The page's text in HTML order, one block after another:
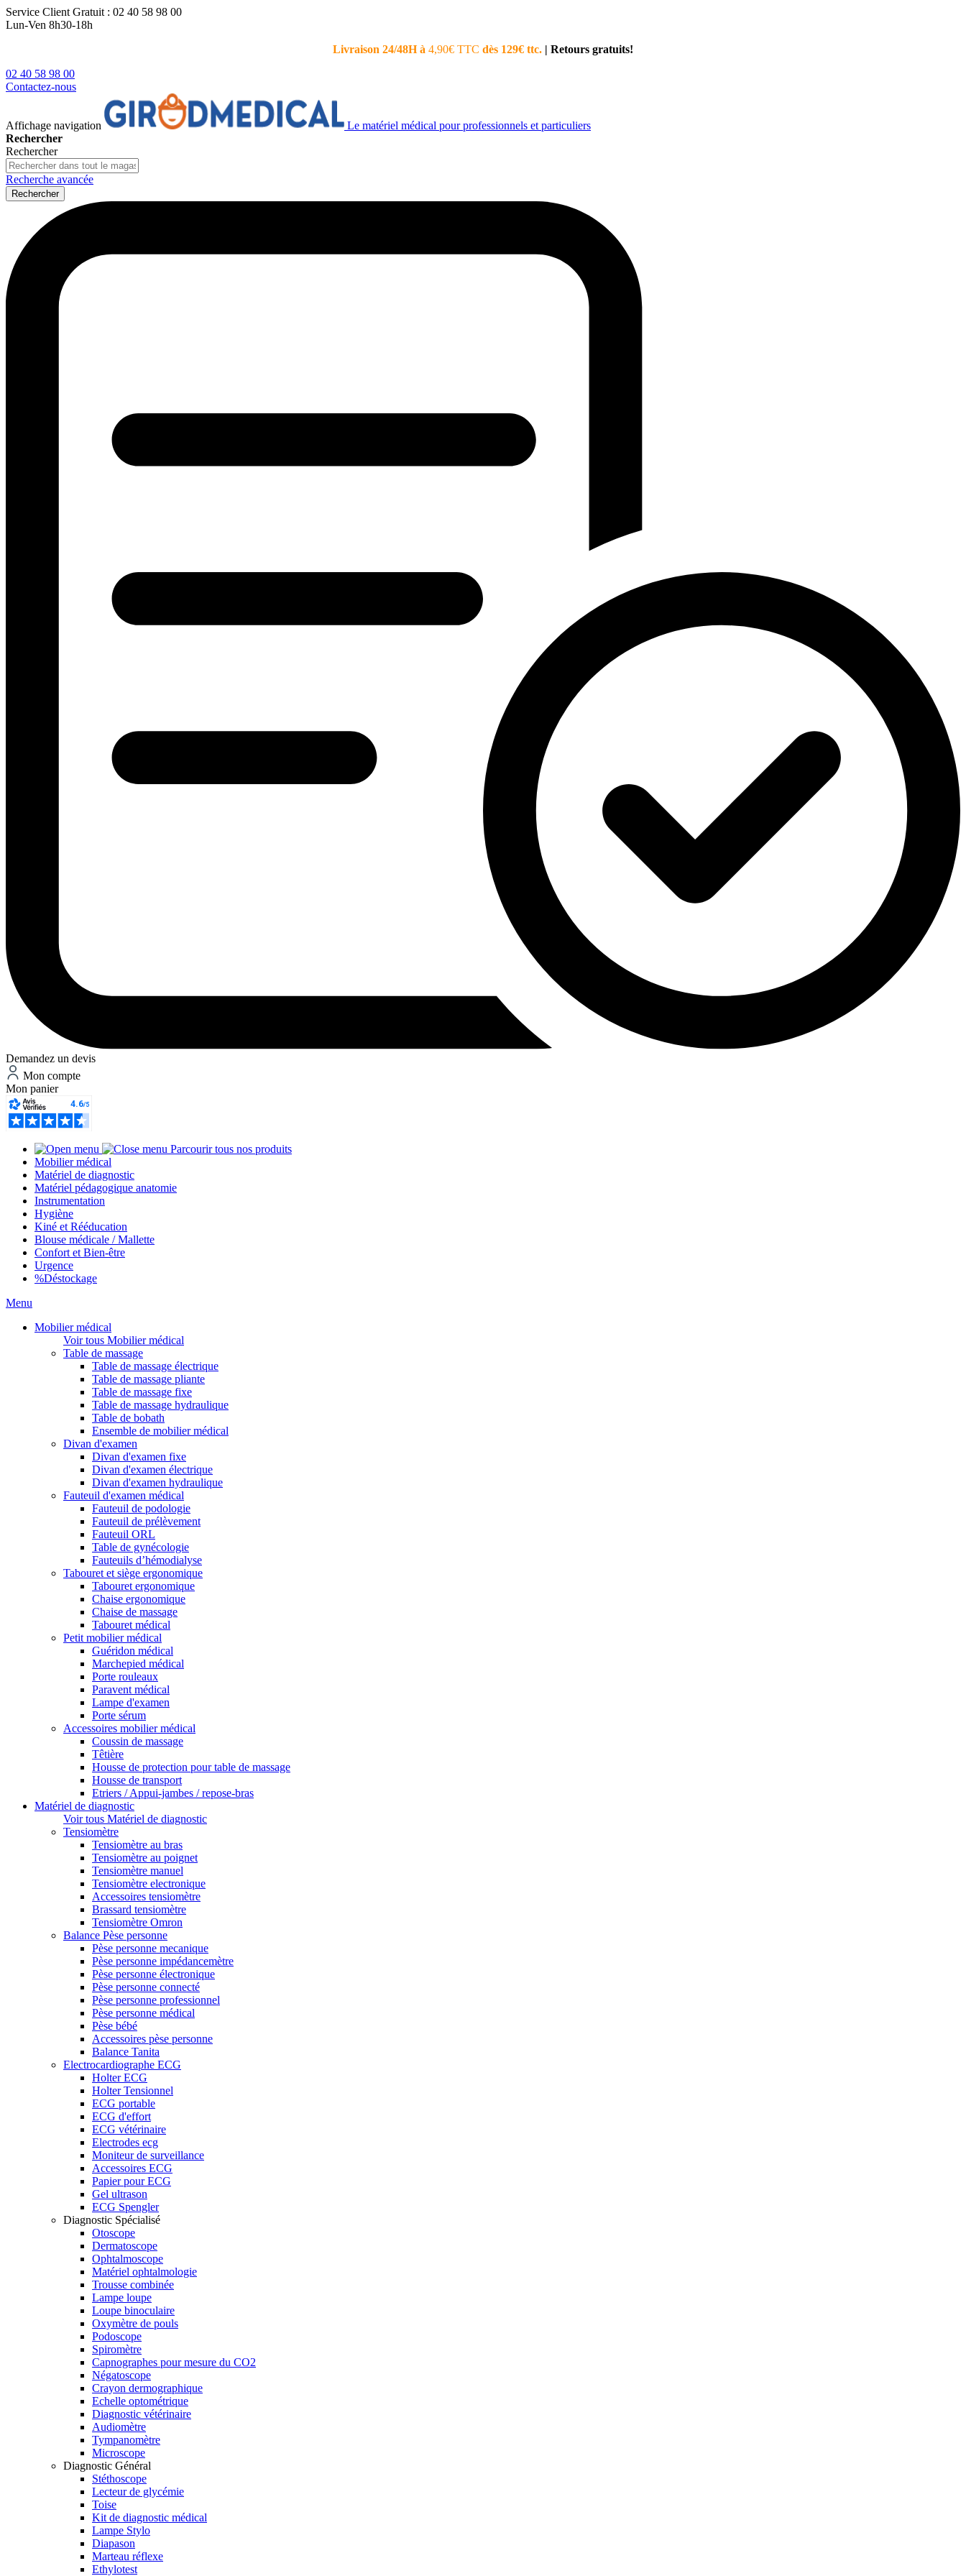
Service Client Gratuit : 02 40 58 98 00
Lun-Ven 8h30-18h
Livraison 24/48H à 4,90€ TTC dès 129€ ttc. | Retours gratuits!
02 40 58 98 00
Contactez-nous
Affichage navigation
Le matériel médical pour professionnels et particuliers
Rechercher
Rechercher
Recherche avancée
Rechercher
Demandez un devis
Mon compte
Mon panier
Parcourir tous nos produits
Mobilier médical
Matériel de diagnostic
Matériel pédagogique anatomie
Instrumentation
Hygiène
Kiné et Rééducation
Blouse médicale / Mallette
Confort et Bien-être
Urgence
%Déstockage
Menu
Mobilier médical
Voir tous Mobilier médical
Table de massage
Table de massage électrique
Table de massage pliante
Table de massage fixe
Table de massage hydraulique
Table de bobath
Ensemble de mobilier médical
Divan d'examen
Divan d'examen fixe
Divan d'examen électrique
Divan d'examen hydraulique
Fauteuil d'examen médical
Fauteuil de podologie
Fauteuil de prélèvement
Fauteuil ORL
Table de gynécologie
Fauteuils d’hémodialyse
Tabouret et siège ergonomique
Tabouret ergonomique
Chaise ergonomique
Chaise de massage
Tabouret médical
Petit mobilier médical
Guéridon médical
Marchepied médical
Porte rouleaux
Paravent médical
Lampe d'examen
Porte sérum
Accessoires mobilier médical
Coussin de massage
Têtière
Housse de protection pour table de massage
Housse de transport
Etriers / Appui-jambes / repose-bras
Matériel de diagnostic
Voir tous Matériel de diagnostic
Tensiomètre
Tensiomètre au bras
Tensiomètre au poignet
Tensiomètre manuel
Tensiomètre electronique
Accessoires tensiomètre
Brassard tensiomètre
Tensiomètre Omron
Balance Pèse personne
Pèse personne mecanique
Pèse personne impédancemètre
Pèse personne électronique
Pèse personne connecté
Pèse personne professionnel
Pèse personne médical
Pèse bébé
Accessoires pèse personne
Balance Tanita
Electrocardiographe ECG
Holter ECG
Holter Tensionnel
ECG portable
ECG d'effort
ECG vétérinaire
Electrodes ecg
Moniteur de surveillance
Accessoires ECG
Papier pour ECG
Gel ultrason
ECG Spengler
Diagnostic Spécialisé
Otoscope
Dermatoscope
Ophtalmoscope
Matériel ophtalmologie
Trousse combinée
Lampe loupe
Loupe binoculaire
Oxymètre de pouls
Podoscope
Spiromètre
Capnographes pour mesure du CO2
Négatoscope
Crayon dermographique
Echelle optométrique
Diagnostic vétérinaire
Audiomètre
Tympanomètre
Microscope
Diagnostic Général
Stéthoscope
Lecteur de glycémie
Toise
Kit de diagnostic médical
Lampe Stylo
Diapason
Marteau réflexe
Ethylotest